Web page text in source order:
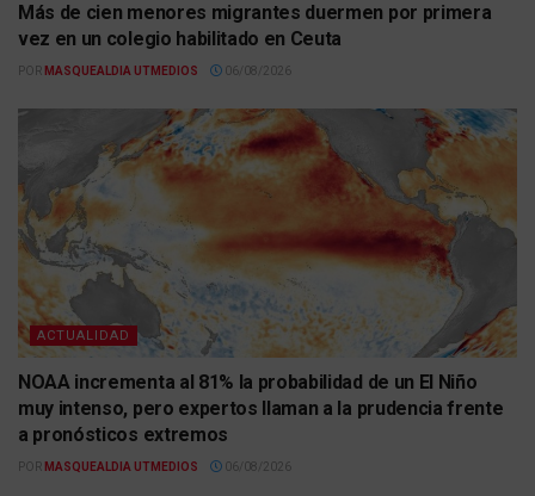
Más de cien menores migrantes duermen por primera
vez en un colegio habilitado en Ceuta
POR MASQUEALDIA UTMEDIOS 06/08/2026
ACTUALIDAD
NOAA incrementa al 81% la probabilidad de un El Niño
muy intenso, pero expertos llaman a la prudencia frente
a pronósticos extremos
POR MASQUEALDIA UTMEDIOS 06/08/2026